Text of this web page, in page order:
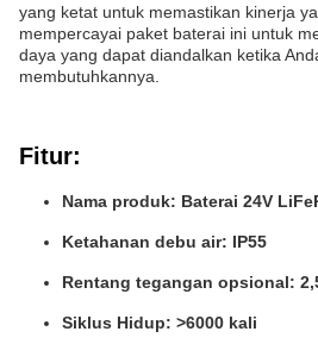
yang ketat untuk memastikan kinerja
mempercayai paket baterai ini untuk
daya yang dapat diandalkan ketika
membutuhkannya.
Fitur:
Nama produk: Baterai 24V
Ketahanan debu air: IP55
Rentang tegangan opsional:
Siklus Hidup: >6000 kali